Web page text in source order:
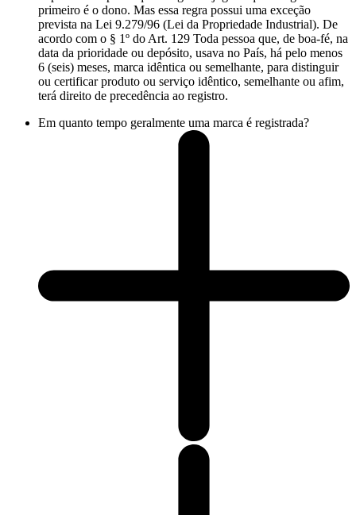
primeiro é o dono. Mas essa regra possui uma exceção
prevista na Lei 9.279/96 (Lei da Propriedade Industrial). De
acordo com o § 1º do Art. 129 Toda pessoa que, de boa-fé, na
data da prioridade ou depósito, usava no País, há pelo menos
6 (seis) meses, marca idêntica ou semelhante, para distinguir
ou certificar produto ou serviço idêntico, semelhante ou afim,
terá direito de precedência ao registro.
Em quanto tempo geralmente uma marca é registrada?